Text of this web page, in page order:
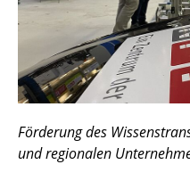
Förderung des
und regionalen